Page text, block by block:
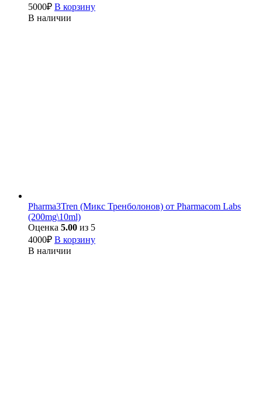
5000₽ В корзину
В наличии
Pharma3Tren (Микс Тренболонов) от Pharmacom Labs
(200mg\10ml)
Оценка 5.00 из 5
4000₽ В корзину
В наличии